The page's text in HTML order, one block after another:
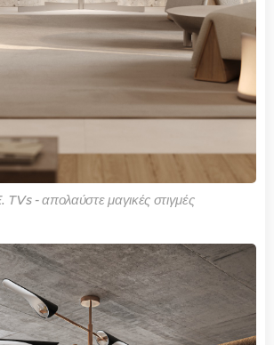
TVs - απολαύστε μαγικές στιγμές